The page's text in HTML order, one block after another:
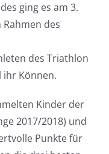
ging es am 3.
des
des Triathlon
ihr Können.
Kinder der
2017/2018) und
Punkte für